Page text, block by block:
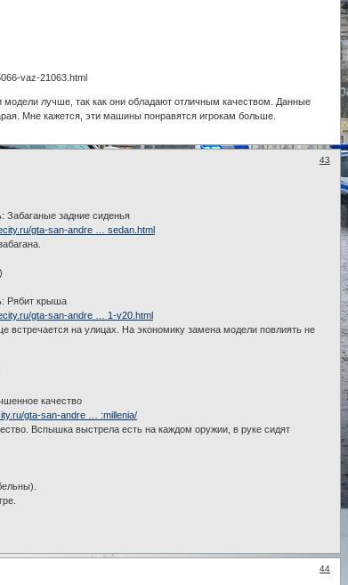
vaz-21063.html
лучше, так как они обладают отличным качеством. Данные
Мне кажется, эти машины понравятся игрокам больше.
43
Забаганые задние сиденья
gta-san-andre … sedan.html
Рябит крыша
gta-san-andre … 1-v20.html
на улицах. На экономику замена модели повлиять не
качество
gta-san-andre … :millenia/
Вспышка выстрела есть на каждом оружии, в руке сидят
44